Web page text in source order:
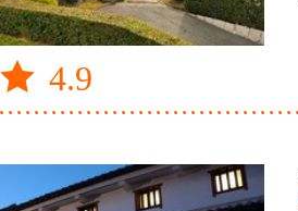
4.9